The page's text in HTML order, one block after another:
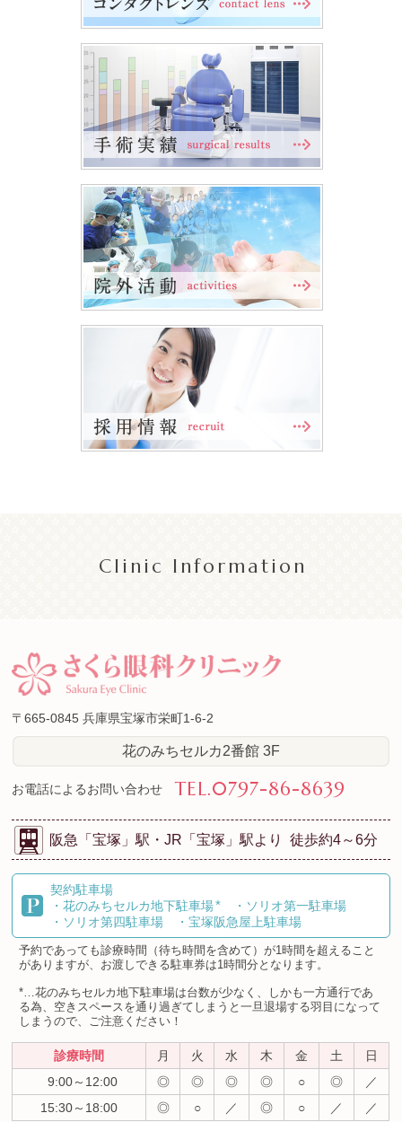
Clinic Information
〒665-0845兵庫県宝塚市栄町1-6-2
花のみちセルカ2番館 3F
お電話によるお問い合わせ TEL.0797-86-8639
阪急「宝塚」駅・JR「宝塚」駅より徒歩約4～6分
契約駐車場
・花のみちセルカ地下駐車場*
・ソリオ第一駐車場
・ソリオ第四駐車場
・宝塚阪急屋上駐車場
予約であっても診療時間（待ち時間を含めて）が1時間を超えること
がありますが、お渡しできる駐車券は1時間分となります。
*…花のみちセルカ地下駐車場は台数が少なく、しかも一方通行であ
る為、空きスペースを通り過ぎてしまうと一旦退場する羽目になって
しまうので、ご注意ください！
診療時間 月 火 水 木 金 土
日
9:00～12:00
◎ ◎ ◎ ◎ ○ ◎
／
15:30～18:00
◎ ○ ／ ◎ ○ ／ ／